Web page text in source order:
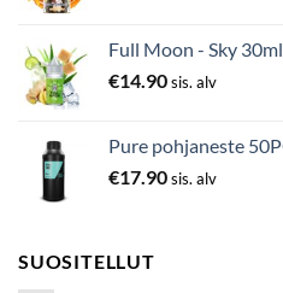
Full Moon - Sky 30ml
€14.90sis. alv
Pure pohjaneste
€17.90sis. alv
SUOSITELLUT